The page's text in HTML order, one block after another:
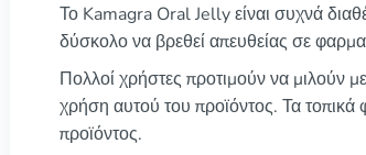
Το Kamagra Oral Jelly είναι συχνά
δύσκολο να βρεθεί απευθείας σε
Πολλοί χρήστες προτιμούν να μιλούν
χρήση αυτού του προϊόντος. Τα τοπικά
προϊόντος.